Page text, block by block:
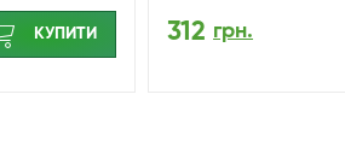
КУПИТИ 312 грн.